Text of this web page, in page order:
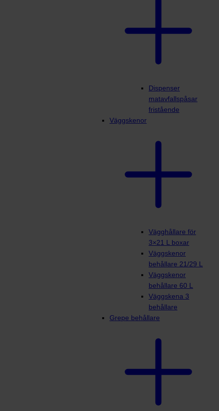
Dispenser
matavfallspåsar
fristående
Väggskenor
Vägghållare för
3×21 L boxar
Väggskenor
behållare 21/29 L
Väggskenor
behållare 60 L
Väggskena 3
behållare
Grepe behållare